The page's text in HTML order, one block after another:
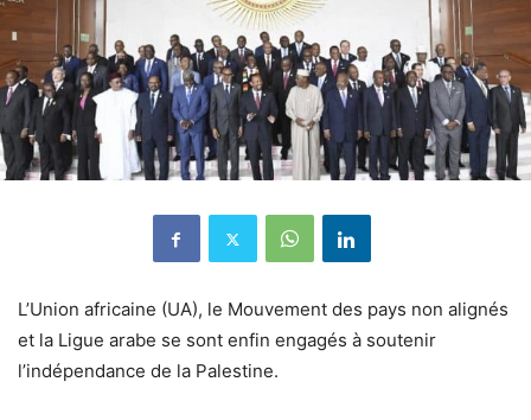
L’Union africaine (UA), le Mouvement des pays non alignés
et la Ligue arabe se sont enfin engagés à soutenir
l’indépendance de la Palestine.